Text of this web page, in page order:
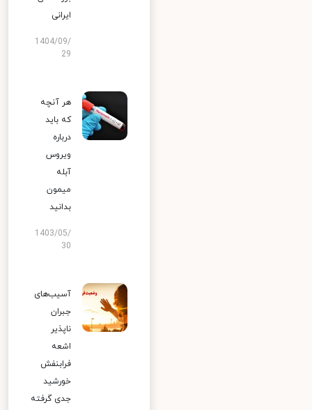
ایرانی
1404/09/
29
هر آنچه
که باید
درباره
ویروس
آبله
میمون
بدانید
1403/05/
30
آسیب‌های
جبران
ناپذیر
اشعه
فرابنفش
خورشید
جدی گرفته